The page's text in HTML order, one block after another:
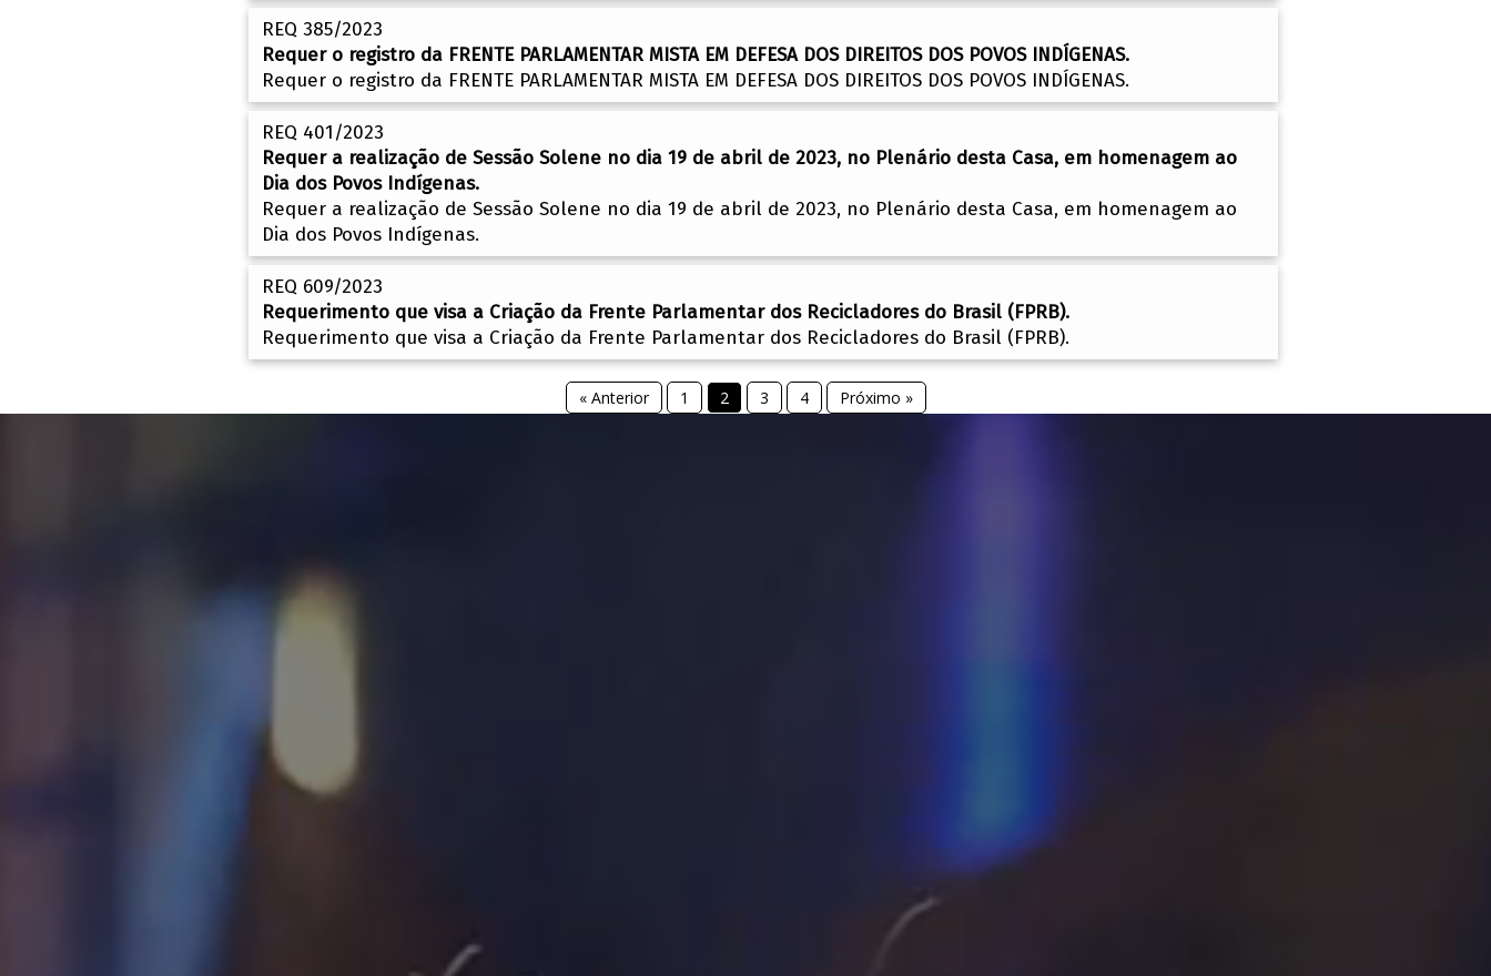
REQ 385/2023
Requer o registro da FRENTE PARLAMENTAR MISTA EM DEFESA DOS DIREITOS DOS POVOS INDÍGENAS.
Requer o registro da FRENTE PARLAMENTAR MISTA EM DEFESA DOS DIREITOS DOS POVOS INDÍGENAS.
REQ 401/2023
Requer a realização de Sessão Solene no dia 19 de abril de 2023, no Plenário desta Casa, em homenagem ao
Dia dos Povos Indígenas.
Requer a realização de Sessão Solene no dia 19 de abril de 2023, no Plenário desta Casa, em homenagem ao
Dia dos Povos Indígenas.
REQ 609/2023
Requerimento que visa a Criação da Frente Parlamentar dos Recicladores do Brasil (FPRB).
Requerimento que visa a Criação da Frente Parlamentar dos Recicladores do Brasil (FPRB).
« Anterior 1 2 3 4 Próximo »